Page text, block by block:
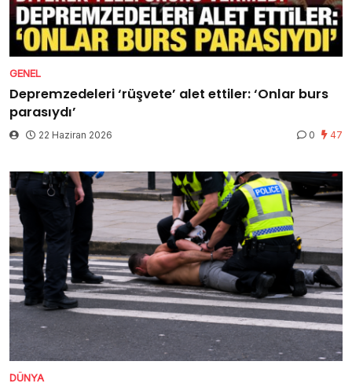
GENEL
Depremzedeleri ‘rüşvete’ alet ettiler: ‘Onlar burs
parasıydı’
22 Haziran 2026 0 47
DÜNYA